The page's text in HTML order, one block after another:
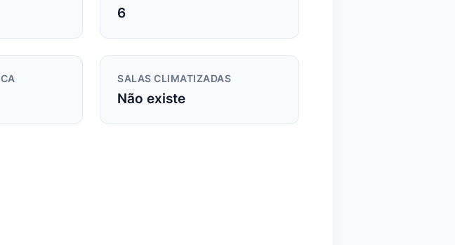
6
SALAS CLIMATIZADAS
Não existe